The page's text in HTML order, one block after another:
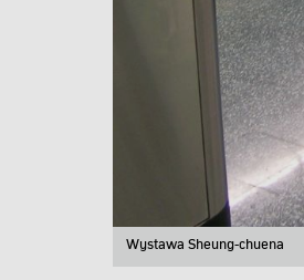
Wystawa Sheung-chuena